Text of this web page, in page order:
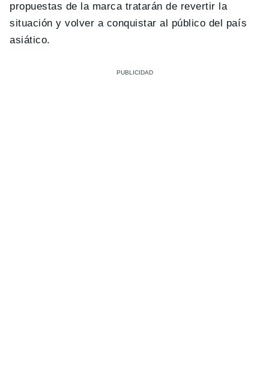
propuestas de la marca tratarán de revertir la
situación y volver a conquistar al público del país
asiático.